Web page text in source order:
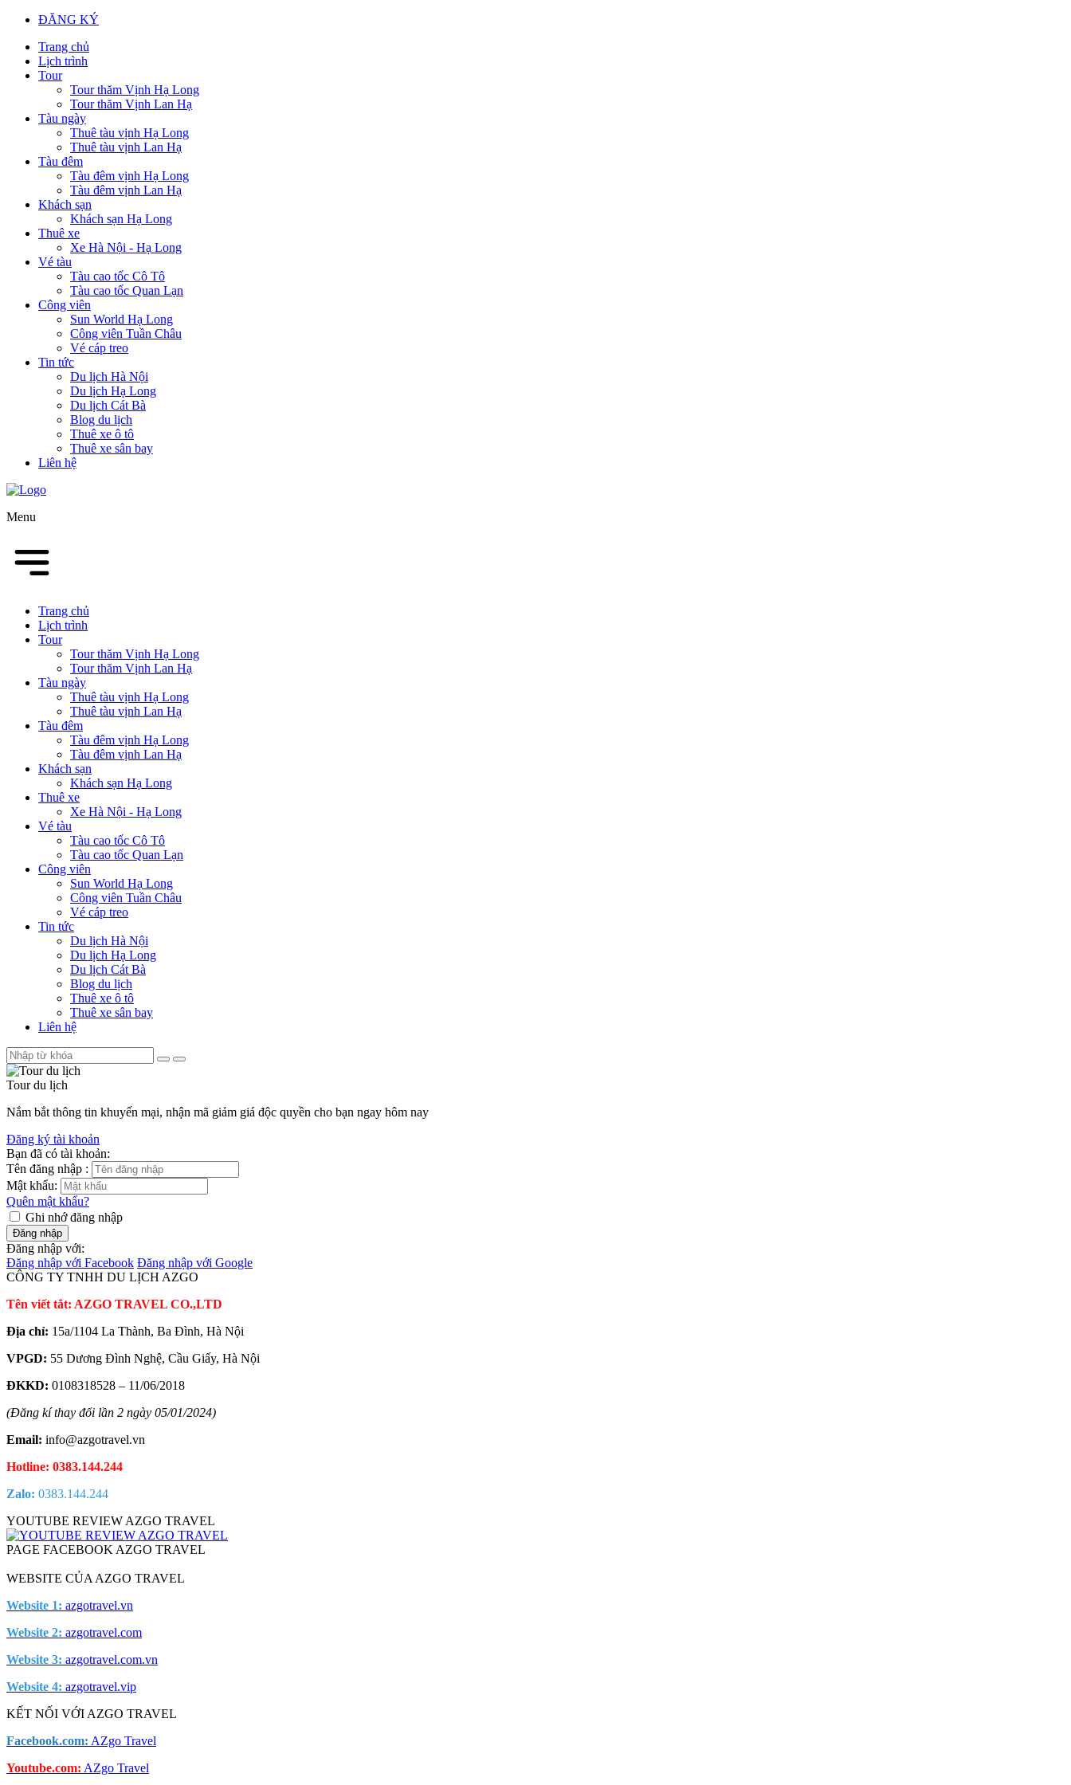
ĐĂNG KÝ
Trang chủ
Lịch trình
Tour
Tour thăm Vịnh Hạ Long
Tour thăm Vịnh Lan Hạ
Tàu ngày
Thuê tàu vịnh Hạ Long
Thuê tàu vịnh Lan Hạ
Tàu đêm
Tàu đêm vịnh Hạ Long
Tàu đêm vịnh Lan Hạ
Khách sạn
Khách sạn Hạ Long
Thuê xe
Xe Hà Nội - Hạ Long
Vé tàu
Tàu cao tốc Cô Tô
Tàu cao tốc Quan Lạn
Công viên
Sun World Hạ Long
Công viên Tuần Châu
Vé cáp treo
Tin tức
Du lịch Hà Nội
Du lịch Hạ Long
Du lịch Cát Bà
Blog du lịch
Thuê xe ô tô
Thuê xe sân bay
Liên hệ
Menu
Trang chủ
Lịch trình
Tour
Tour thăm Vịnh Hạ Long
Tour thăm Vịnh Lan Hạ
Tàu ngày
Thuê tàu vịnh Hạ Long
Thuê tàu vịnh Lan Hạ
Tàu đêm
Tàu đêm vịnh Hạ Long
Tàu đêm vịnh Lan Hạ
Khách sạn
Khách sạn Hạ Long
Thuê xe
Xe Hà Nội - Hạ Long
Vé tàu
Tàu cao tốc Cô Tô
Tàu cao tốc Quan Lạn
Công viên
Sun World Hạ Long
Công viên Tuần Châu
Vé cáp treo
Tin tức
Du lịch Hà Nội
Du lịch Hạ Long
Du lịch Cát Bà
Blog du lịch
Thuê xe ô tô
Thuê xe sân bay
Liên hệ
Tour du lịch
Nắm bắt thông tin khuyến mại, nhận mã giảm giá độc quyền cho bạn ngay hôm nay
Đăng ký tài khoản
Bạn đã có tài khoản:
Tên đăng nhập :
Mật khẩu:
Quên mật khẩu?
Ghi nhớ đăng nhập
Đăng nhập
Đăng nhập với:
Đăng nhập với Facebook Đăng nhập với Google
CÔNG TY TNHH DU LỊCH AZGO
Tên viết tắt: AZGO TRAVEL CO.,LTD
Địa chỉ: 15a/1104 La Thành, Ba Đình, Hà Nội
VPGD: 55 Dương Đình Nghệ, Cầu Giấy, Hà Nội
ĐKKD: 0108318528 – 11/06/2018
(Đăng kí thay đổi lần 2 ngày 05/01/2024)
Email: info@azgotravel.vn
Hotline: 0383.144.244
Zalo: 0383.144.244
YOUTUBE REVIEW AZGO TRAVEL
PAGE FACEBOOK AZGO TRAVEL
WEBSITE CỦA AZGO TRAVEL
Website 1: azgotravel.vn
Website 2: azgotravel.com
Website 3: azgotravel.com.vn
Website 4: azgotravel.vip
KẾT NỐI VỚI AZGO TRAVEL
Facebook.com: AZgo Travel
Youtube.com: AZgo Travel